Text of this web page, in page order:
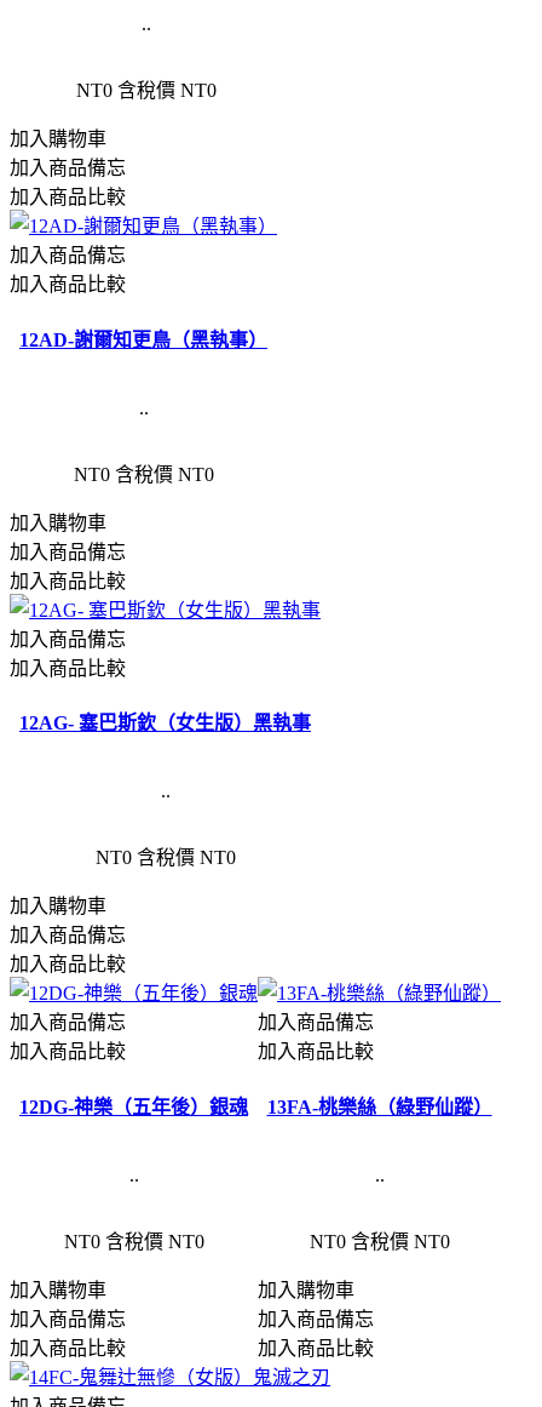
..
NT0 含稅價 NT0
加入購物車
加入商品備忘
加入商品比較
加入商品備忘
加入商品比較
12AD-謝爾知更鳥（黑執事）
..
NT0 含稅價 NT0
加入購物車
加入商品備忘
加入商品比較
加入商品備忘
加入商品比較
12AG- 塞巴斯欽（女生版）黑執事
..
NT0 含稅價 NT0
加入購物車
加入商品備忘
加入商品比較
加入商品備忘
加入商品比較
12DG-神樂（五年後）銀魂
..
NT0 含稅價 NT0
加入購物車
加入商品備忘
加入商品比較
加入商品備忘
加入商品比較
13FA-桃樂絲（綠野仙蹤）
..
NT0 含稅價 NT0
加入購物車
加入商品備忘
加入商品比較